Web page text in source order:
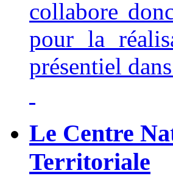
collabore
pour la
présentiel
Le Centre
Territoriale